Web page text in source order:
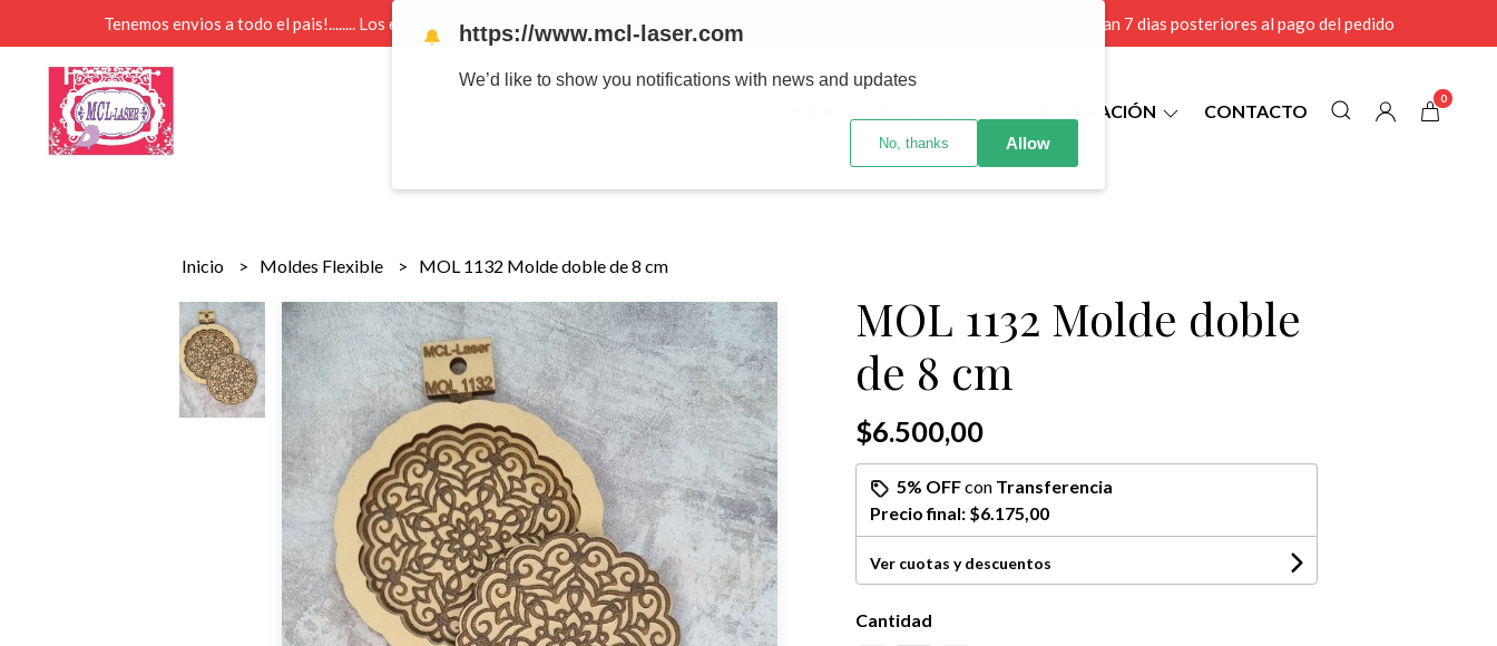
Tenemos envios a todo el pais!........ Los envios Por MENOR se realizan 48 hs habiles porteriores al pago , los pedidos por MAYOR se envian 7 dias posteriores al pago del pedido
INFORMACIÓN CONTACTO
0
Inicio Moldes Flexible MOL 1132 Molde doble de 8 cm
MOL 1132 Molde doble
de 8 cm
$6.500,00
5% OFFcon Transferencia
Precio final: $6.175,00
Ver cuotas y descuentos
Cantidad
🔔 https://www.mcl-laser.com
We’d like to show you notifications with news and updates
No, thanks Allow